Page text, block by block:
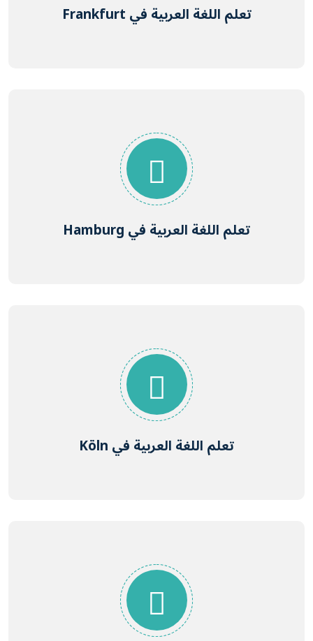
تعلم اللغة العربية في Frankfurt
تعلم اللغة العربية في Hamburg
تعلم اللغة العربية في Köln